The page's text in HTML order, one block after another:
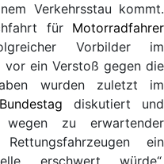
Verkehrsstau kommt.
für Motorradfahrer
Vorbilder im
vor ein Verstoß gegen die
wurden zuletzt im
Bundestag diskutiert und
wegen zu erwartender
ein
erschwert würde“,